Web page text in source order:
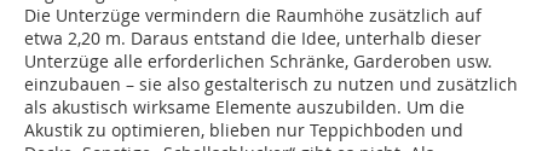
Die Unterzüge vermindern die Raumhöhe zusätzlich auf
etwa 2,20 m. Daraus entstand die Idee, unterhalb dieser
Unterzüge alle erforderlichen Schränke, Garderoben usw.
einzubauen – sie also gestalterisch zu nutzen und zusätzlich
als akustisch wirksame Elemente auszubilden. Um die
Akustik zu optimieren, blieben nur Teppichboden und